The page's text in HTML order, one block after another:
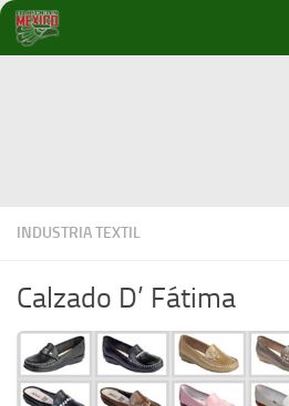
Debajo del contenido
INDUSTRIA TEXTIL
Calzado D’ Fátima